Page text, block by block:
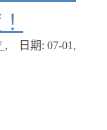
, 日期: 07-01,